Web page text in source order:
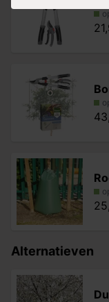
Alternatieven